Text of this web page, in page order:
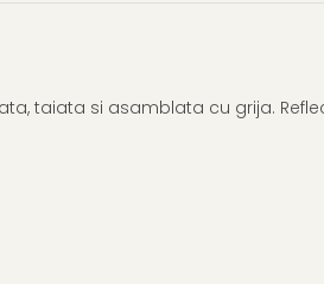
taiata si asamblata cu grija.